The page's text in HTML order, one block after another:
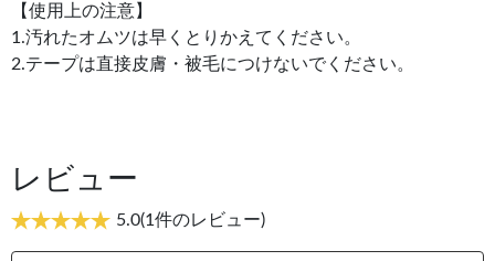
【使用上の注意】
1.汚れたオムツは早くとりかえてください。
2.テープは直接皮膚・被毛につけないでください。
レビュー
5.0(1件のレビュー)